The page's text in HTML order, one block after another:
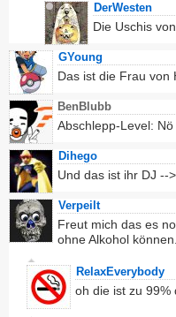
DerWesten
Die Uschis
GYoung
Das ist die Frau von
BenBlubb
Abschlepp-Level: Nö
Dihego
Und das ist ihr DJ -->
Verpeilt
Freut mich das es
ohne Alkohol
RelaxEverybody
oh die ist zu 99%